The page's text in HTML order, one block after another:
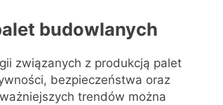
budowlanych
związanych z produkcją palet
bezpieczeństwa oraz
trendów można